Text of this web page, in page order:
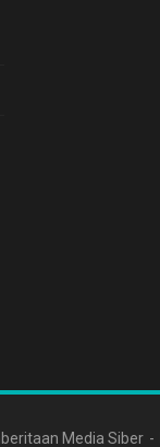
Media Siber